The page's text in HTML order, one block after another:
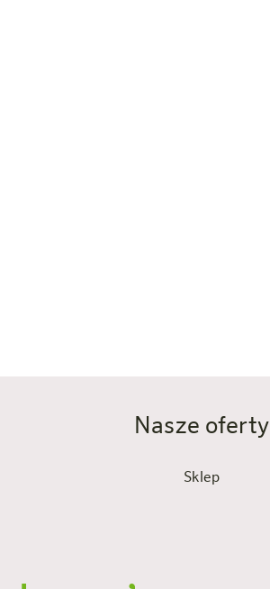
Nasze oferty
Sklep